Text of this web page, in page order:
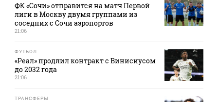
ФК «Сочи» отправится на матч Первой
лиги в Москву двумя группами из
соседних с Сочи аэропортов
21:06
ФУТБОЛ
«Реал» продлил контракт с Винисиусом
до 2032 года
21:06
ТРАНСФЕРЫ